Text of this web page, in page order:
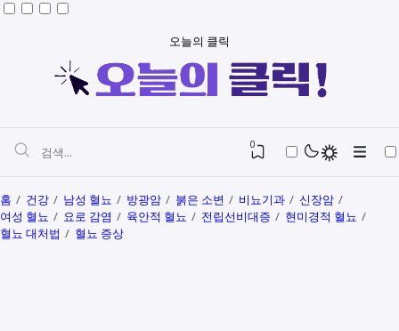
오늘의 클릭
0
홈 건강 남성 혈뇨 방광암 붉은 소변 비뇨기과
신장암
여성 혈뇨
요로 감염 육안적 혈뇨 전립선비대증
현미경적 혈뇨
혈뇨 대처법
혈뇨 증상